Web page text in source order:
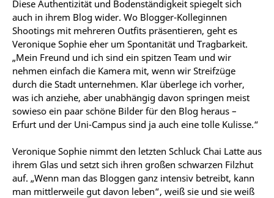
Diese Authentizität und Bodenständigkeit spiegelt sich
auch in ihrem Blog wider. Wo Blogger-Kolleginnen
Shootings mit mehreren Outfits präsentieren, geht es
Veronique Sophie eher um Spontanität und Tragbarkeit.
„Mein Freund und ich sind ein spitzen Team und wir
nehmen einfach die Kamera mit, wenn wir Streifzüge
durch die Stadt unternehmen. Klar überlege ich vorher,
was ich anziehe, aber unabhängig davon springen meist
sowieso ein paar schöne Bilder für den Blog heraus –
Erfurt und der Uni-Campus sind ja auch eine tolle Kulisse.“
Veronique Sophie nimmt den letzten Schluck Chai Latte aus
ihrem Glas und setzt sich ihren großen schwarzen Filzhut
auf. „Wenn man das Bloggen ganz intensiv betreibt, kann
man mittlerweile gut davon leben“, weiß sie und sie weiß